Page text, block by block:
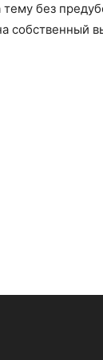
без
собственный